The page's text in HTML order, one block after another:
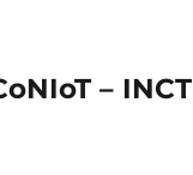
– INCT